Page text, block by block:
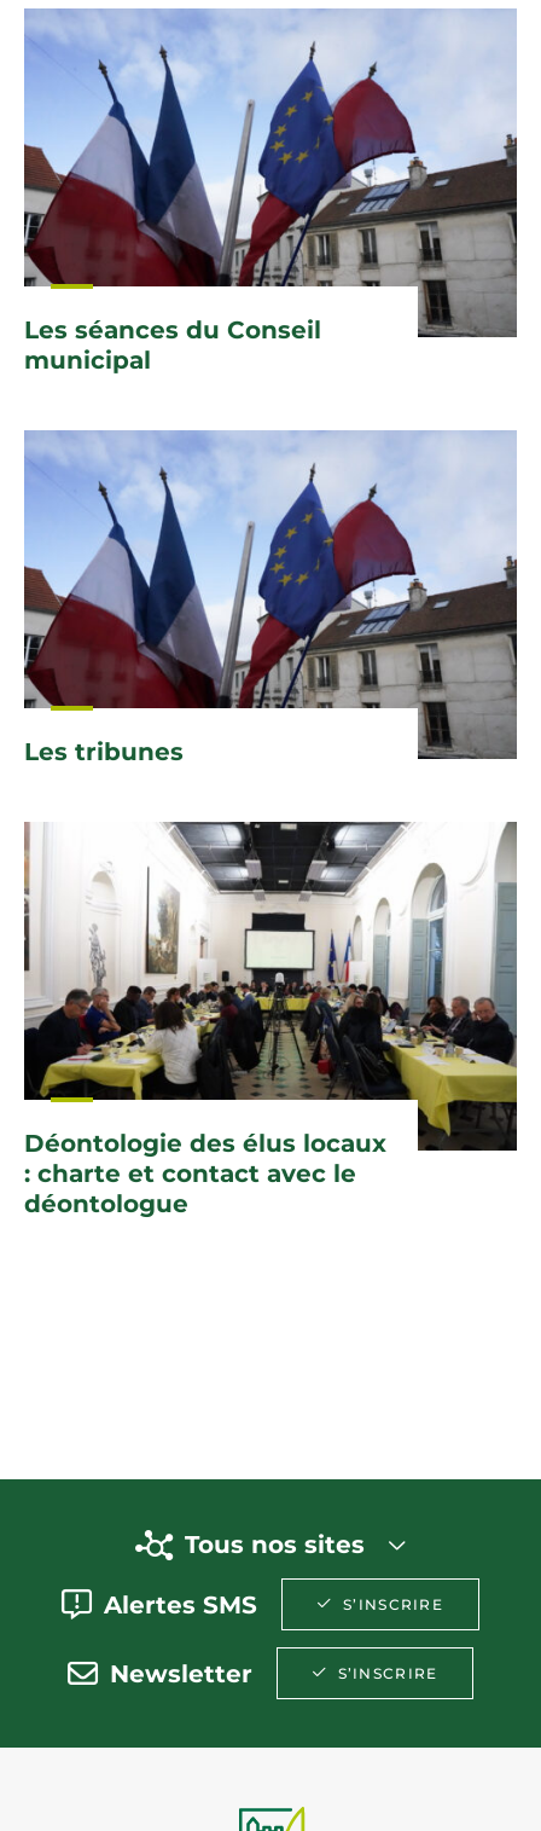
Les séances du Conseil
municipal
Les tribunes
Déontologie des élus locaux
: charte et contact avec le
déontologue
Tous nos sites
Alertes SMS S’INSCRIRE
Newsletter S’INSCRIRE